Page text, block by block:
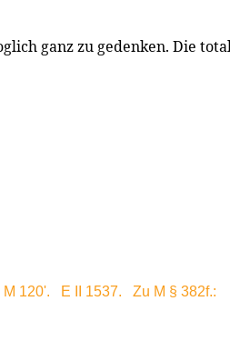
ganz zu gedenken. Die
120'. E II 1537. Zu M § 382f.: